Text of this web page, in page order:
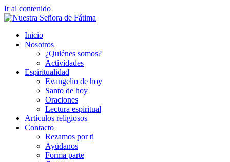
Ir al contenido
Inicio
Nosotros
¿Quiénes somos?
Actividades
Espiritualidad
Evangelio de hoy
Santo de hoy
Oraciones
Lectura espiritual
Artículos religiosos
Contacto
Rezamos por ti
Ayúdanos
Forma parte